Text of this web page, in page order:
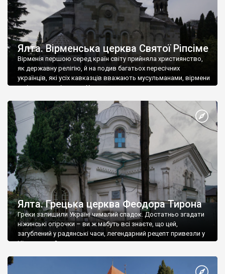
Ялта. Вірменська церква Святої Ріпсіме
Вірменія першою серед країн світу прийняла християнство,
як державну релігію, й на подив багатьох пересічних
українців, які усіх кавказців вважають мусульманами, вірмени
є відданими вірянами Христа
Ялта. Грецька церква Феодора Тирона
Греки залишили Україні чималий спадок. Достатньо згадати
ніжинські огірочки – ви ж мабуть всі знаєте, що цей,
загублений у радянські часи, легендарний рецепт привезли у
Ніжин греки?